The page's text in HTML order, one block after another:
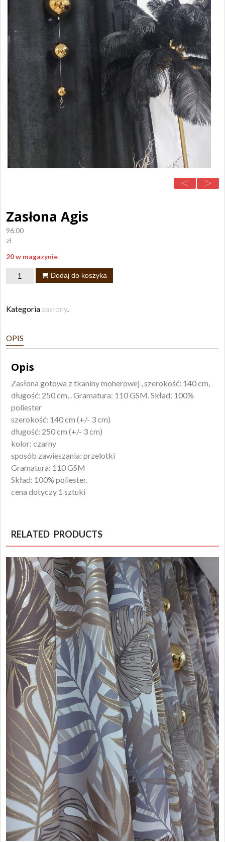
Zasłona Agis
96.00
zł
20 w magazynie
ilość
Dodaj do koszyka
Kategoria zasłony.
OPIS
Opis
Zasłona gotowa z tkaniny moherowej , szerokość: 140 cm,
długość: 250 cm, . Gramatura: 110 GSM. Skład: 100%
poliester
szerokość: 140 cm (+/- 3 cm)
długość: 250 cm (+/- 3 cm)
kolor: czarny
sposób zawieszania: przelotki
Gramatura: 110 GSM
Skład: 100% poliester.
cena dotyczy 1 sztuki
RELATED PRODUCTS